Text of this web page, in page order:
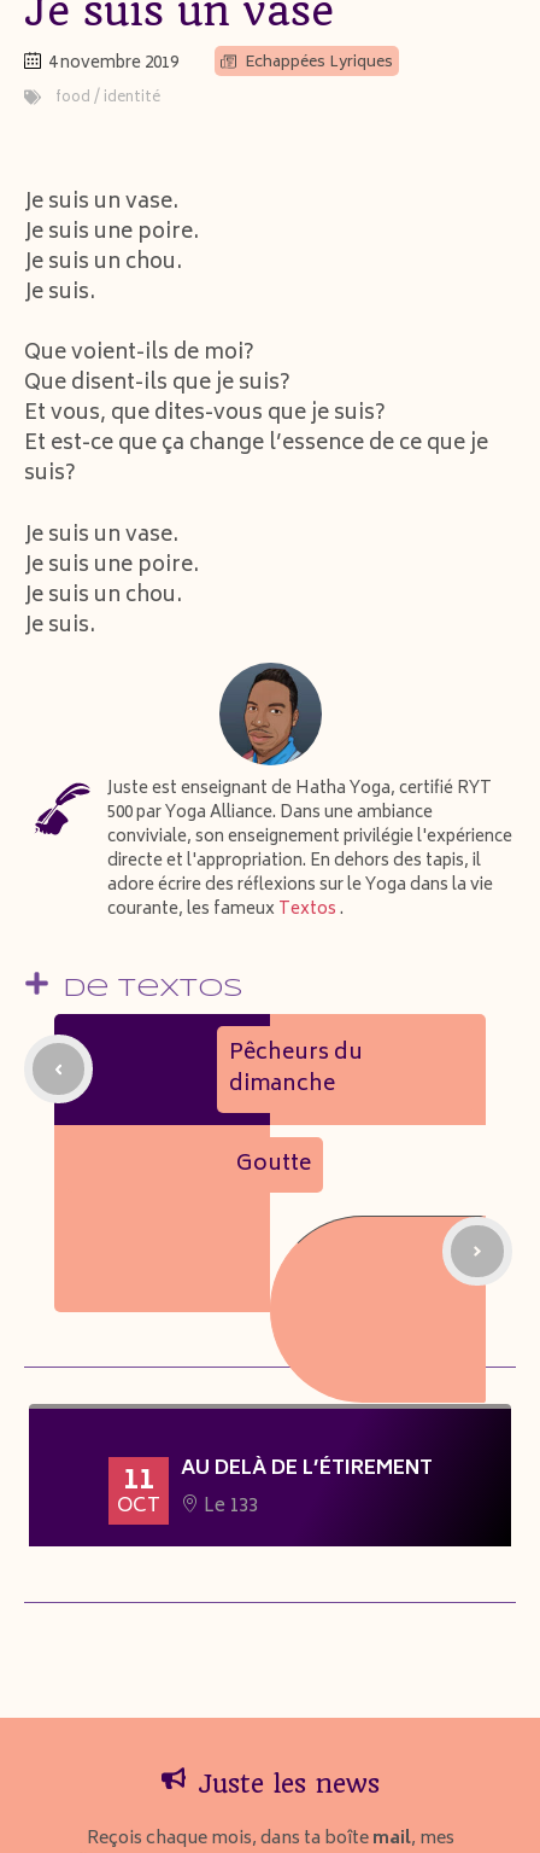
Je suis un vase
4 novembre 2019 Echappées Lyriques
food/identité
Je suis un vase.
Je suis une poire.
Je suis un chou.
Je suis.
Que voient-ils de moi?
Que disent-ils que je suis?
Et vous, que dites-vous que je suis?
Et est-ce que ça change l’essence de ce que je
suis?
Je suis un vase.
Je suis une poire.
Je suis un chou.
Je suis.
Juste est enseignant de Hatha Yoga, certifié RYT
500 par Yoga Alliance. Dans une ambiance
conviviale, son enseignement privilégie l'expérience
directe et l'appropriation. En dehors des tapis, il
adore écrire des réflexions sur le Yoga dans la vie
courante, les fameuxTextos.
De Textos
Pêcheurs du
dimanche
Goutte
11
OCT
AU DELÀ DE L’ÉTIREMENT
Le 133
Juste les news
Reçois chaque mois, dans ta boîtemail, mes